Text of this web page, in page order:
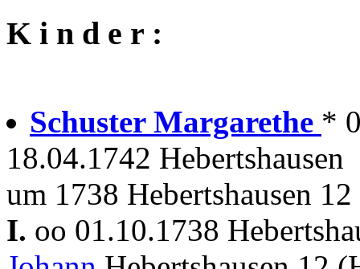
K i n d e r :
Schuster Margarethe *
18.04.1742 Hebertshausen
um 1738 Hebertshausen
I. oo 01.10.1738